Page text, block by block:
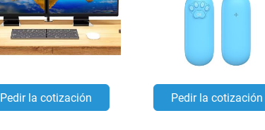
Pedir la cotización Pedir la cotización